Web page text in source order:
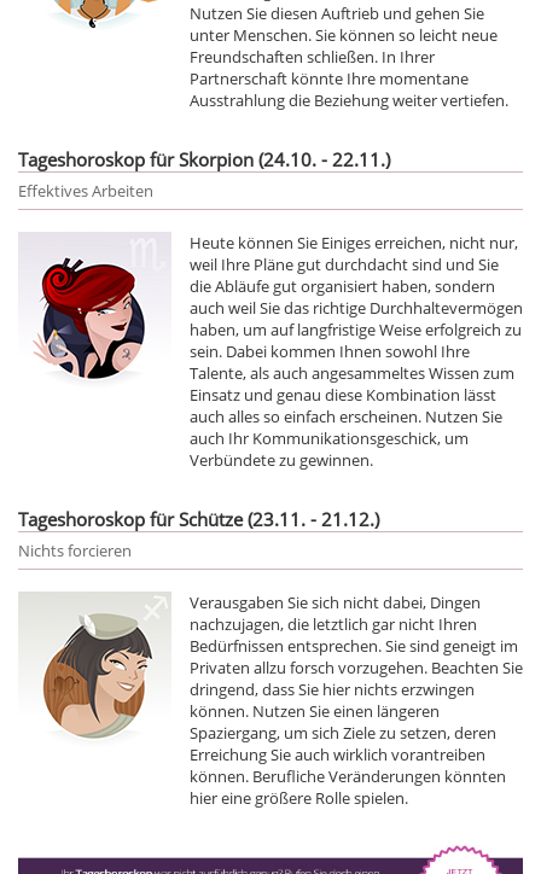
Nutzen Sie diesen Auftrieb und gehen Sie
unter Menschen. Sie können so leicht neue
Freundschaften schließen. In Ihrer
Partnerschaft könnte Ihre momentane
Ausstrahlung die Beziehung weiter vertiefen.
Tageshoroskop für Skorpion (24.10. - 22.11.)
Effektives Arbeiten
Heute können Sie Einiges erreichen, nicht nur,
weil Ihre Pläne gut durchdacht sind und Sie
die Abläufe gut organisiert haben, sondern
auch weil Sie das richtige Durchhaltevermögen
haben, um auf langfristige Weise erfolgreich zu
sein. Dabei kommen Ihnen sowohl Ihre
Talente, als auch angesammeltes Wissen zum
Einsatz und genau diese Kombination lässt
auch alles so einfach erscheinen. Nutzen Sie
auch Ihr Kommunikationsgeschick, um
Verbündete zu gewinnen.
Tageshoroskop für Schütze (23.11. - 21.12.)
Nichts forcieren
Verausgaben Sie sich nicht dabei, Dingen
nachzujagen, die letztlich gar nicht Ihren
Bedürfnissen entsprechen. Sie sind geneigt im
Privaten allzu forsch vorzugehen. Beachten Sie
dringend, dass Sie hier nichts erzwingen
können. Nutzen Sie einen längeren
Spaziergang, um sich Ziele zu setzen, deren
Erreichung Sie auch wirklich vorantreiben
können. Berufliche Veränderungen könnten
hier eine größere Rolle spielen.